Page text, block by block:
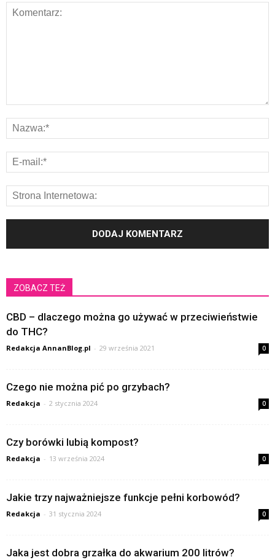
ZOBACZ TEŻ
CBD – dlaczego można go używać w przeciwieństwie
do THC?
Redakcja AnnanBlog.pl - 29 września 2021 0
Czego nie można pić po grzybach?
Redakcja - 2 stycznia 2024 0
Czy borówki lubią kompost?
Redakcja - 13 września 2024 0
Jakie trzy najważniejsze funkcje pełni korbowód?
Redakcja - 31 stycznia 2024 0
Jaka jest dobra grzałka do akwarium 200 litrów?